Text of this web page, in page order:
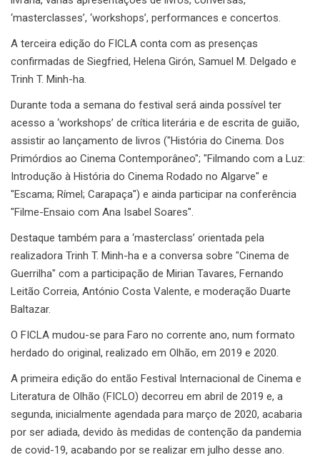
‘masterclasses’, ‘workshops’, performances e concertos.
A terceira edição do FICLA conta com as presenças
confirmadas de Siegfried, Helena Girón, Samuel M. Delgado e
Trinh T. Minh-ha.
Durante toda a semana do festival será ainda possível ter
acesso a ‘workshops’ de crítica literária e de escrita de guião,
assistir ao lançamento de livros ("História do Cinema. Dos
Primórdios ao Cinema Contemporâneo"; "Filmando com a Luz:
Introdução à História do Cinema Rodado no Algarve" e
"Escama; Rímel; Carapaça") e ainda participar na conferência
"Filme-Ensaio com Ana Isabel Soares".
Destaque também para a ‘masterclass’ orientada pela
realizadora Trinh T. Minh-ha e a conversa sobre "Cinema de
Guerrilha" com a participação de Mirian Tavares, Fernando
Leitão Correia, António Costa Valente, e moderação Duarte
Baltazar.
O FICLA mudou-se para Faro no corrente ano, num formato
herdado do original, realizado em Olhão, em 2019 e 2020.
A primeira edição do então Festival Internacional de Cinema e
Literatura de Olhão (FICLO) decorreu em abril de 2019 e, a
segunda, inicialmente agendada para março de 2020, acabaria
por ser adiada, devido às medidas de contenção da pandemia
de covid-19, acabando por se realizar em julho desse ano.